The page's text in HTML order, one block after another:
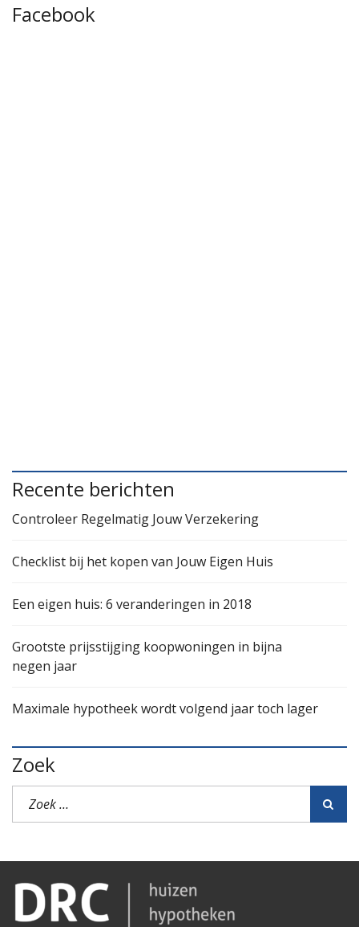
Facebook
Recente berichten
Controleer Regelmatig Jouw Verzekering
Checklist bij het kopen van Jouw Eigen Huis
Een eigen huis: 6 veranderingen in 2018
Grootste prijsstijging koopwoningen in bijna
negen jaar
Maximale hypotheek wordt volgend jaar toch lager
Zoek